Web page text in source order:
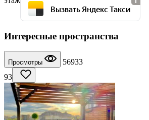
Вызвать Яндекс Такси
Интересные пространства
Просмотры
56933
93